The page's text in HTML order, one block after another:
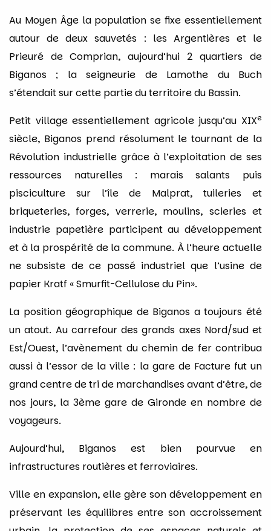
Au Moyen Âge la population se fixe essentiellement
autour de deux sauvetés : les Argentières et le
Prieuré de Comprian, aujourd’hui 2 quartiers de
Biganos ; la seigneurie de Lamothe du Buch
s’étendait sur cette partie du territoire du Bassin.
Petit village essentiellement agricole jusqu’au XIXe
siècle, Biganos prend résolument le tournant de la
Révolution industrielle grâce à l’exploitation de ses
ressources naturelles : marais salants puis
pisciculture sur l’île de Malprat, tuileries et
briqueteries, forges, verrerie, moulins, scieries et
industrie papetière participent au développement
et à la prospérité de la commune. À l’heure actuelle
ne subsiste de ce passé industriel que l’usine de
papier Kratf « Smurfit-Cellulose du Pin».
La position géographique de Biganos a toujours été
un atout. Au carrefour des grands axes Nord/sud et
Est/Ouest, l’avènement du chemin de fer contribua
aussi à l’essor de la ville : la gare de Facture fut un
grand centre de tri de marchandises avant d’être, de
nos jours, la 3ème gare de Gironde en nombre de
voyageurs.
Aujourd’hui, Biganos est bien pourvue en
infrastructures routières et ferroviaires.
Ville en expansion, elle gère son développement en
préservant les équilibres entre son accroissement